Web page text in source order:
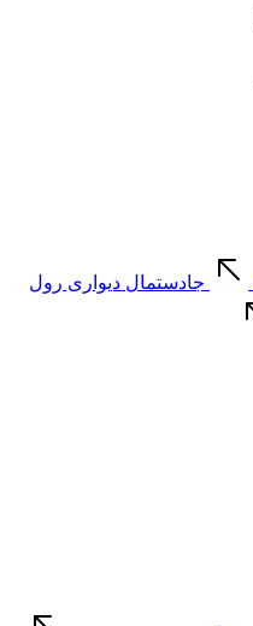
جادستمال دیواری رول